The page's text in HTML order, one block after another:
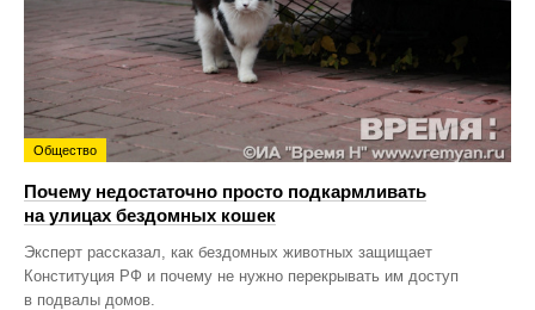
Общество
Почему недостаточно просто подкармливать
на улицах бездомных кошек
Эксперт рассказал, как бездомных животных защищает
Конституция РФ и почему не нужно перекрывать им доступ
в подвалы домов.